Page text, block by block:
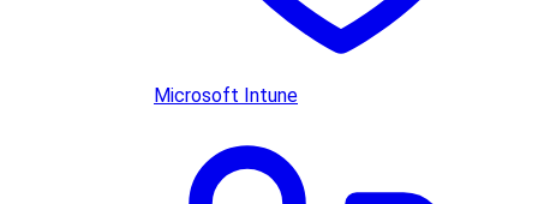
Microsoft Intune